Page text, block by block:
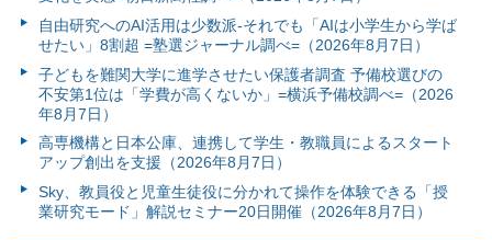
自由研究へのAI活用は少数派-それでも「AIは小学生から学ば
せたい」8割超 =塾選ジャーナル調べ=（2026年8月7日）
子どもを難関大学に進学させたい保護者調査 予備校選びの
不安第1位は「学費が高くないか」=横浜予備校調べ=（2026
年8月7日）
高専機構と日本公庫、連携して学生・教職員によるスタート
アップ創出を支援（2026年8月7日）
Sky、教員役と児童生徒役に分かれて操作を体験できる「授
業研究モード」解説セミナー20日開催（2026年8月7日）